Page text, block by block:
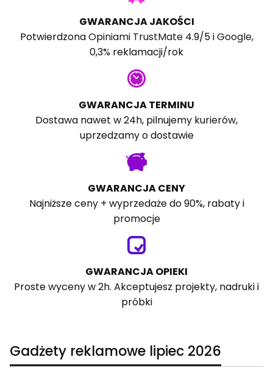
GWARANCJA JAKOŚCI
PotwierdzonaOpiniami TrustMate4.9/5 iGoogle,
0,3% reklamacji/rok
GWARANCJA TERMINU
Dostawa nawet w 24h, pilnujemy kurierów,
uprzedzamy o dostawie
GWARANCJA CENY
Najniższe ceny + wyprzedaże do 90%, rabaty i
promocje
GWARANCJA OPIEKI
Proste wyceny w 2h. Akceptujesz projekty, nadruki i
próbki
Gadżety reklamowe lipiec 2026